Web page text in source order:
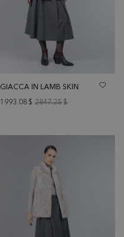
GIACCA IN LAMB SKIN
1993.08 $ 2847.25$